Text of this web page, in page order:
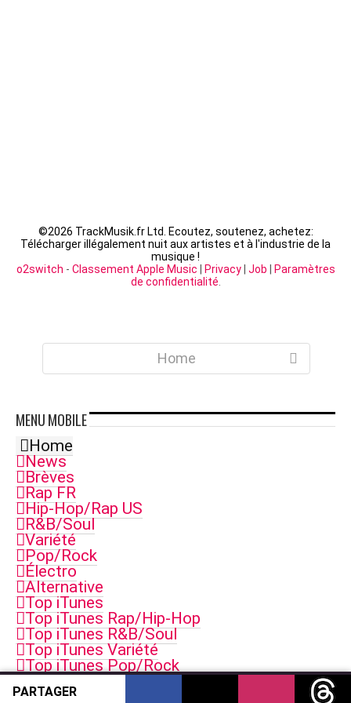
©2026 TrackMusik.fr Ltd. Ecoutez, soutenez, achetez:
Télécharger illégalement nuit aux artistes et à l'industrie de la
musique !
o2switch - Classement Apple Music Privacy| Job
Paramètres
de confidentialité
Home
MENUMOBILE
Home
News
Brèves
Rap FR
Hip-Hop/Rap US
R&B/Soul
Variété
Pop/Rock
Électro
Alternative
Top iTunes
Top iTunes Rap/Hip-Hop
Top iTunes R&B/Soul
Top iTunes Variété
Top iTunes Pop/Rock
Top iTunes Electro
Top iTunes Singles
PARTAGER